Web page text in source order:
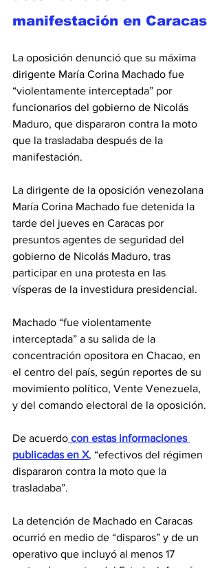
manifestación en Caracas
La oposición denunció que su máxima
dirigente María Corina Machado fue
“violentamente interceptada” por
funcionarios del gobierno de Nicolás
Maduro, que dispararon contra la moto
que la trasladaba después de la
manifestación.
La dirigente de la oposición venezolana
María Corina Machado fue detenida la
tarde del jueves en Caracas por
presuntos agentes de seguridad del
gobierno de Nicolás Maduro, tras
participar en una protesta en las
vísperas de la investidura presidencial.
Machado “fue violentamente
interceptada” a su salida de la
concentración opositora en Chacao, en
el centro del país, según reportes de su
movimiento político, Vente Venezuela,
y del comando electoral de la oposición.
De acuerdo con estas informaciones
publicadas en X, “efectivos del régimen
dispararon contra la moto que la
trasladaba”.
La detención de Machado en Caracas
ocurrió en medio de “disparos” y de un
operativo que incluyó al menos 17